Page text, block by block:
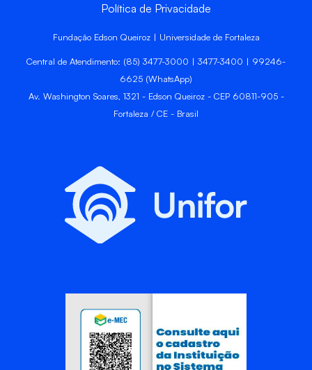
Política de Privacidade
Fundação Edson Queiroz | Universidade de Fortaleza
Central de Atendimento: (85) 3477-3000 | 3477-3400 | 99246-
6625 (WhatsApp)
Av. Washington Soares, 1321 - Edson Queiroz - CEP 60811-905 -
Fortaleza / CE - Brasil